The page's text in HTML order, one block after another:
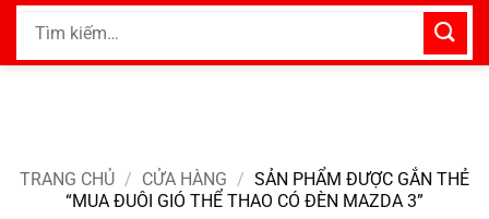
Bỏ
nội
Tìm
TRANG CHỦ / CỬA HÀNG / SẢN PHẨM ĐƯỢC GẮN THẺ
“MUA ĐUÔI GIÓ THỂ THAO CÓ ĐÈN MAZDA 3”